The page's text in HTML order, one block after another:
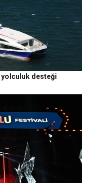
yolculuk desteği